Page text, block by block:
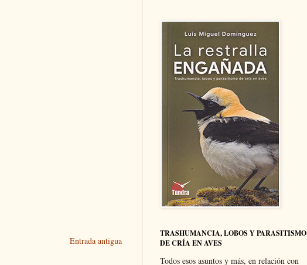
Entrada antigua
TRASHUMANCIA, LOBOS Y PARASITISMO
DE CRÍA EN AVES
Todos esos asuntos y más, en relación con